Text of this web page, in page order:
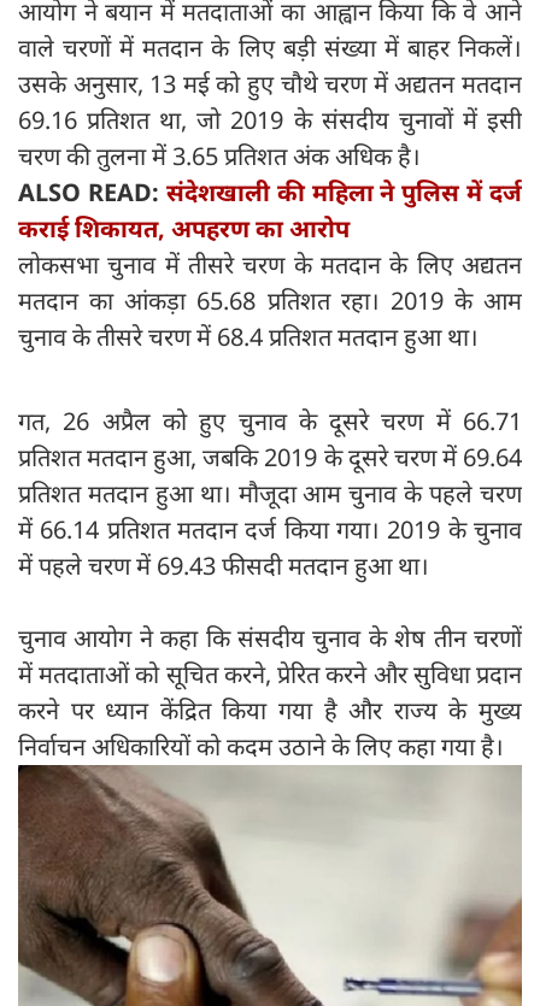
आयोग ने बयान में मतदाताओं का आह्वान किया कि वे आने
वाले चरणों में मतदान के लिए बड़ी संख्या में बाहर निकलें।
उसके अनुसार, 13 मई को हुए चौथे चरण में अद्यतन मतदान
69.16 प्रतिशत था, जो 2019 के संसदीय चुनावों में इसी
चरण की तुलना में 3.65 प्रतिशत अंक अधिक है।
ALSO READ: संदेशखाली की महिला ने पुलिस में दर्ज
कराई शिकायत, अपहरण का आरोप
लोकसभा चुनाव में तीसरे चरण के मतदान के लिए अद्यतन
मतदान का आंकड़ा 65.68 प्रतिशत रहा। 2019 के आम
चुनाव के तीसरे चरण में 68.4 प्रतिशत मतदान हुआ था।
गत, 26 अप्रैल को हुए चुनाव के दूसरे चरण में 66.71
प्रतिशत मतदान हुआ, जबकि 2019 के दूसरे चरण में 69.64
प्रतिशत मतदान हुआ था। मौजूदा आम चुनाव के पहले चरण
में 66.14 प्रतिशत मतदान दर्ज किया गया। 2019 के चुनाव
में पहले चरण में 69.43 फीसदी मतदान हुआ था।
चुनाव आयोग ने कहा कि संसदीय चुनाव के शेष तीन चरणों
में मतदाताओं को सूचित करने, प्रेरित करने और सुविधा प्रदान
करने पर ध्यान केंद्रित किया गया है और राज्य के मुख्य
निर्वाचन अधिकारियों को कदम उठाने के लिए कहा गया है।